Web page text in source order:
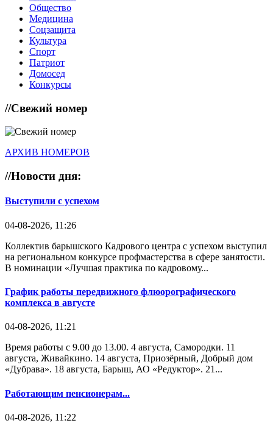
Общество
Медицина
Соцзащита
Культура
Спорт
Патриот
Домосед
Конкурсы
//Свежий номер
АРХИВ НОМЕРОВ
//Новости дня:
Выступили с успехом
04-08-2026, 11:26
Коллектив барышского Кадрового центра с успехом выступил
на региональном конкурсе профмастерства в сфере занятости.
В номинации «Лучшая практика по кадровому...
График работы передвижного флюорографического
комплекса в августе
04-08-2026, 11:21
Время работы с 9.00 до 13.00. 4 августа, Самородки. 11
августа, Живайкино. 14 августа, Приозёрный, Добрый дом
«Дубрава». 18 августа, Барыш, АО «Редуктор». 21...
Работающим пенсионерам...
04-08-2026, 11:22